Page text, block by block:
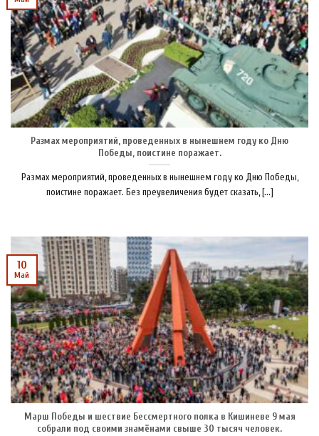
Размах мероприятий, проведенных в нынешнем году ко Дню
Победы, поистине поражает.
Размах мероприятий, проведенных в нынешнем году ко Дню Победы,
поистине поражает. Без преувеличения будет сказать, [...]
Марш Победы и шествие Бессмертного полка в Кишиневе 9 мая
собрали под своими знамёнами свыше 30 тысяч человек.
10
Май